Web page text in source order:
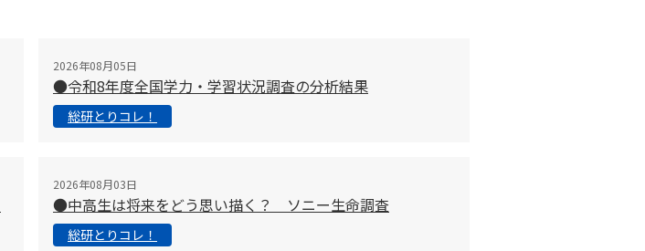
2026年08月05日
●令和8年度全国学力・学習状況調査の分析結果
総研とりコレ！
2026年08月03日
●中高生は将来をどう思い描く？ ソニー生命調査
総研とりコレ！